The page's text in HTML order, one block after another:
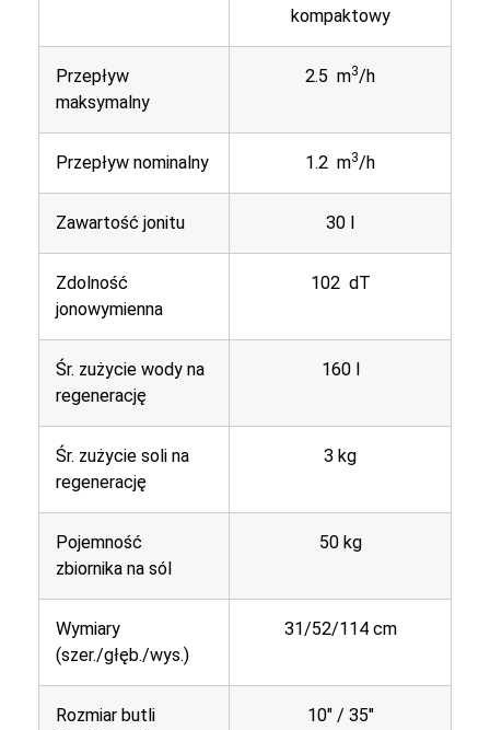
kompaktowy
Przepływ
maksymalny
2.5 m3/h
Przepływ nominalny 1.2 m3/h
Zawartość jonitu 30 l
Zdolność
jonowymienna
102 dT
Śr. zużycie wody na
regenerację
160 l
Śr. zużycie soli na
regenerację
3 kg
Pojemność
zbiornika na sól
50 kg
Wymiary
(szer./głęb./wys.)
31/52/114 cm
Rozmiar butli
10″ / 35″